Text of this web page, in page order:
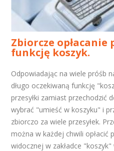
Zbiorcze opłacanie
funkcję koszyk.
Odpowiadając na wiele próśb
długo oczekiwaną funkcję
przesyłki zamiast przechodzić
wybrać "umieść w koszyku" i
zbiorczo za wiele przesyłek.
można w każdej chwili opłacić
widocznej w zakładce